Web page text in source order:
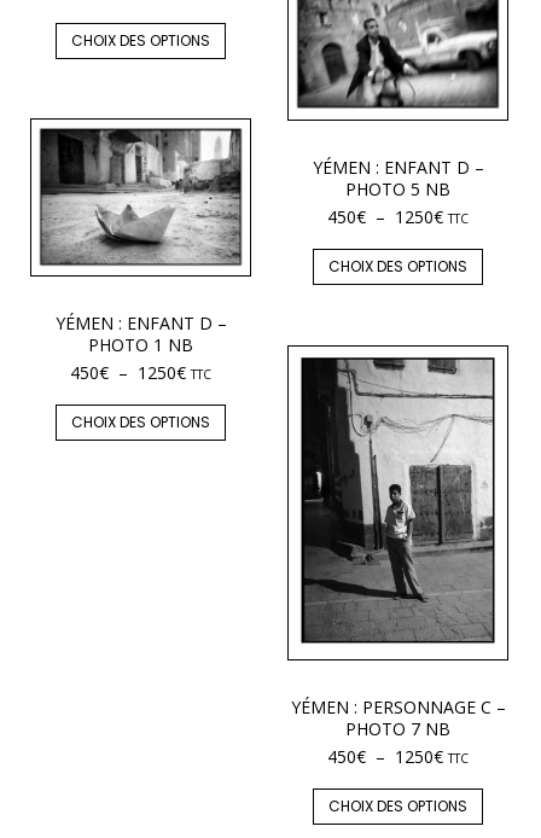
CHOIX DES OPTIONS
YÉMEN : ENFANT D –
PHOTO 5 NB
450€ – 1250€ TTC
CHOIX DES OPTIONS
YÉMEN : ENFANT D –
PHOTO 1 NB
450€ – 1250€ TTC
CHOIX DES OPTIONS
YÉMEN : PERSONNAGE C –
PHOTO 7 NB
450€ – 1250€ TTC
CHOIX DES OPTIONS